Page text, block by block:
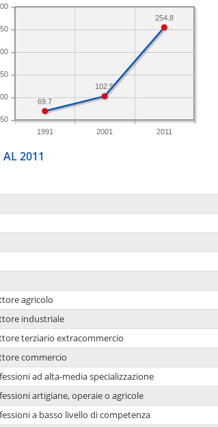
1991 2001 2011
50
254.8
102.5
69.7
AL 2011
agricolo
industriale
terziario extracommercio
commercio
ad alta-media specializzazione
artigiane, operaie o agricole
a basso livello di competenza